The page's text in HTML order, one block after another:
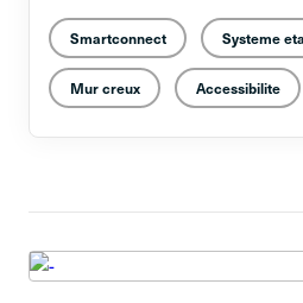
Smartconnect Systeme
Mur creux Accessibilite